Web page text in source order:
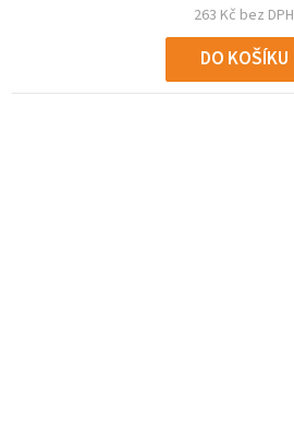
263 Kč bez DPH
DO KOŠÍKU